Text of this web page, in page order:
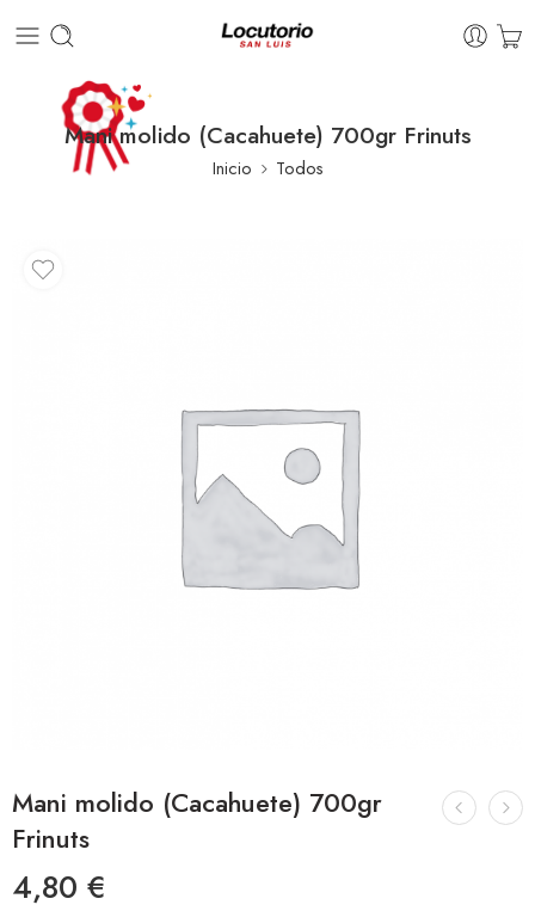
Mani molido (Cacahuete) 700gr Frinuts
Inicio Todos
Mani molido (Cacahuete) 700gr
Frinuts
4,80 €